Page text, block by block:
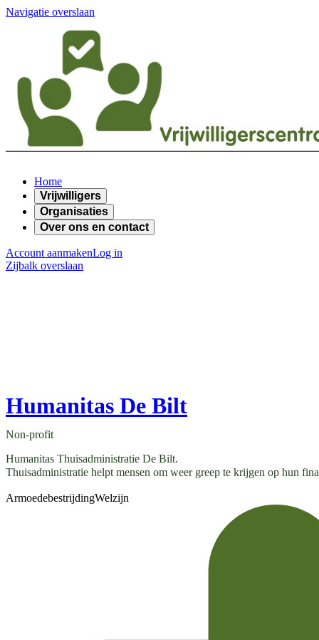
Navigatie overslaan
Home
Vrijwilligers
Organisaties
Over ons en contact
Account aanmakenLog in
Zijbalk overslaan
Humanitas De Bilt
Non-profit
Humanitas Thuisadministratie De Bilt.
Thuisadministratie helpt mensen om weer greep te krijgen op hun
ArmoedebestrijdingWelzijn